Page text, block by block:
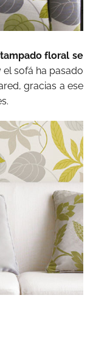
floral se
el sofá ha pasado
gracias a ese